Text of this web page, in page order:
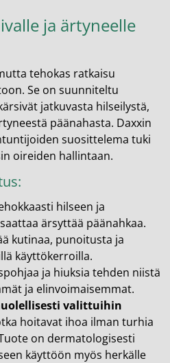
ja ärtyneelle
tehokas ratkaisu
Se on suunniteltu
jatkuvasta hilseilystä,
päänahasta. Daxxin
suosittelema tuki
oireiden hallintaan.
hilseen ja
ärsyttää päänahkaa.
kutinaa, punoitusta ja
käyttökerroilla.
ja hiuksia tehden niistä
ja elinvoimaisemmat.
valittuihin
hoitavat ihoa ilman turhia
on dermatologisesti
käyttöön myös herkälle